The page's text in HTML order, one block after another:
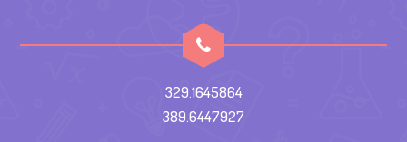
329.1645864
389.6447927